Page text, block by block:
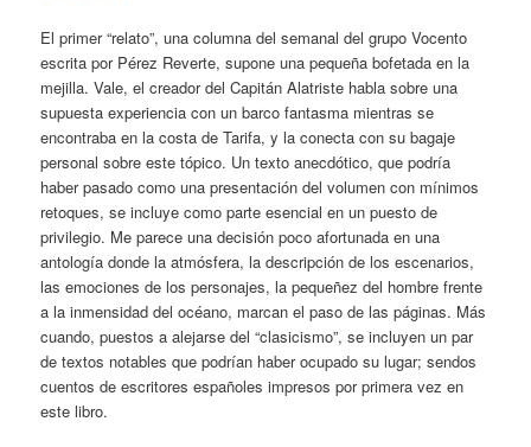
El primer “relato”, una columna del semanal del grupo Vocento
escrita por Pérez Reverte, supone una pequeña bofetada en la
mejilla. Vale, el creador del Capitán Alatriste habla sobre una
supuesta experiencia con un barco fantasma mientras se
encontraba en la costa de Tarifa, y la conecta con su bagaje
personal sobre este tópico. Un texto anecdótico, que podría
haber pasado como una presentación del volumen con mínimos
retoques, se incluye como parte esencial en un puesto de
privilegio. Me parece una decisión poco afortunada en una
antología donde la atmósfera, la descripción de los escenarios,
las emociones de los personajes, la pequeñez del hombre frente
a la inmensidad del océano, marcan el paso de las páginas. Más
cuando, puestos a alejarse del “clasicismo”, se incluyen un par
de textos notables que podrían haber ocupado su lugar; sendos
cuentos de escritores españoles impresos por primera vez en
este libro.